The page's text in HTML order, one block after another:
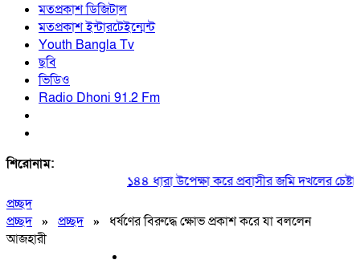
মতপ্রকাশ ডিজিটাল
মতপ্রকাশ ইন্টারটেইন্মেন্ট
Youth Bangla Tv
ছবি
ভিডিও
Radio Dhoni 91.2 Fm
শিরোনাম:
১৪৪ ধারা উপেক্ষা করে প্রবাসীর জমি দখলের চেষ্টা
প্রচ্ছদ
প্রচ্ছদ» প্রচ্ছদ» ধর্ষণের বিরুদ্ধে ক্ষোভ প্রকাশ করে যা বললেন
আজহারী